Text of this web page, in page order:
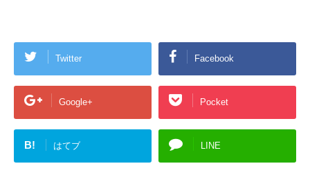
Twitter Facebook
Google+ Pocket
B! はてブ LINE